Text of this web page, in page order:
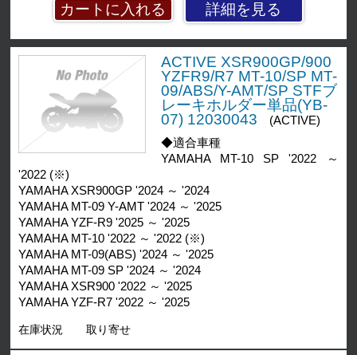
詳細を見る
ACTIVE XSR900GP/900
YZFR9/R7 MT-10/SP MT-
09/ABS/Y-AMT/SP STFブ
レーキホルダー単品(YB-
07) 12030043
(ACTIVE)
◆適合車種
YAMAHA MT-10 SP '2022 ～
'2022 (※)
YAMAHA XSR900GP '2024 ～ '2024
YAMAHA MT-09 Y-AMT '2024 ～ '2025
YAMAHA YZF-R9 '2025 ～ '2025
YAMAHA MT-10 '2022 ～ '2022 (※)
YAMAHA MT-09(ABS) '2024 ～ '2025
YAMAHA MT-09 SP '2024 ～ '2024
YAMAHA XSR900 '2022 ～ '2025
YAMAHA YZF-R7 '2022 ～ '2025
在庫状況 取り寄せ